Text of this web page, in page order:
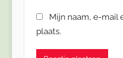
Mijn naam, e-mail
plaats.